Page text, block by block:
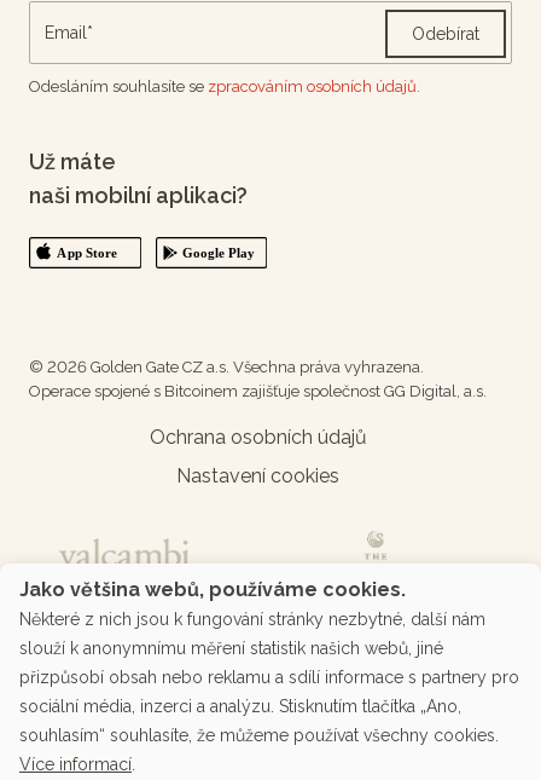
Odebírat
Odesláním souhlasíte se zpracováním osobních údajů.
Už máte
naši mobilní aplikaci?
© 2026 Golden Gate CZ a.s. Všechna práva vyhrazena.
Operace spojené s Bitcoinem zajišťuje společnost GG Digital, a.s.
Ochrana osobních údajů
Nastavení cookies
Jako většina webů, používáme cookies.
Některé z nich jsou k fungování stránky nezbytné, další nám
slouží k anonymnímu měření statistik našich webů, jiné
přizpůsobí obsah nebo reklamu a sdílí informace s partnery pro
sociální média, inzerci a analýzu. Stisknutím tlačítka „Ano,
souhlasím“ souhlasíte, že můžeme používat všechny cookies.
Více informací